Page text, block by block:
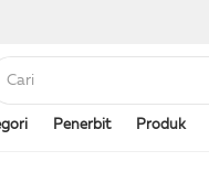
Penerbit Produk